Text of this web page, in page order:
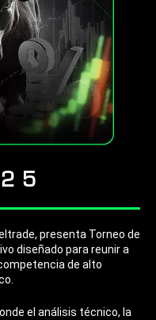
presenta Torneo de
diseñado para reunir a
de alto
el análisis técnico, la